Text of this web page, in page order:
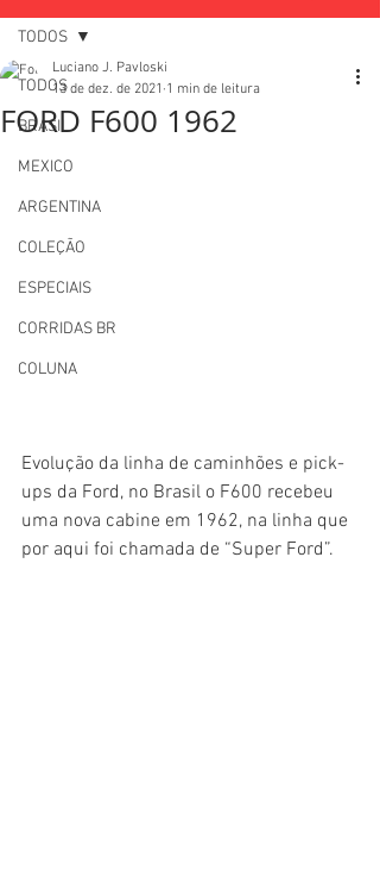
TODOS
BRASIL
MEXICO
ARGENTINA
COLEÇÃO
ESPECIAIS
CORRIDAS BR
COLUNA
TODOS
FORD F600 1962
Luciano J. Pavloski
13 de dez. de 2021 1 min de leitura
Evolução da linha de caminhões e pick-
ups da Ford, no Brasil o F600 recebeu
uma nova cabine em 1962, na linha que
por aqui foi chamada de “Super Ford”.